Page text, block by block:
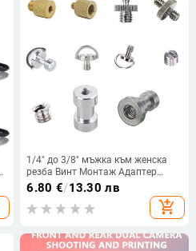
1/4" до 3/8" мъжка към женска
резба Винт Монтаж Адаптер
Статив Плоча Винт монтаж за
светкавица на фотоапарат
Статив Светлинна стойка
6.80 €/13.30 лв
add_shopping_cart